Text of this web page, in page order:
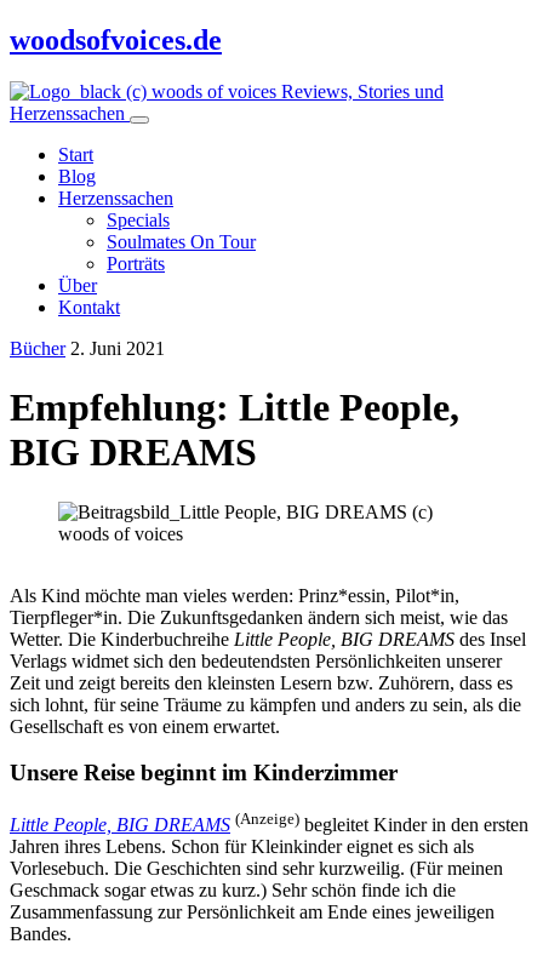
woodsofvoices.de
Reviews, Stories und
Herzenssachen
Start
Blog
Herzenssachen
Specials
Soulmates On Tour
Porträts
Über
Kontakt
Bücher 2. Juni 2021
Empfehlung: Little People,
BIG DREAMS
Als Kind möchte man vieles werden: Prinz*essin, Pilot*in,
Tierpfleger*in. Die Zukunftsgedanken ändern sich meist, wie das
Wetter. Die Kinderbuchreihe Little People, BIG DREAMS des Insel
Verlags widmet sich den bedeutendsten Persönlichkeiten unserer
Zeit und zeigt bereits den kleinsten Lesern bzw. Zuhörern, dass es
sich lohnt, für seine Träume zu kämpfen und anders zu sein, als die
Gesellschaft es von einem erwartet.
Unsere Reise beginnt im Kinderzimmer
Little People, BIG DREAMS (Anzeige) begleitet Kinder in den ersten
Jahren ihres Lebens. Schon für Kleinkinder eignet es sich als
Vorlesebuch. Die Geschichten sind sehr kurzweilig. (Für meinen
Geschmack sogar etwas zu kurz.) Sehr schön finde ich die
Zusammenfassung zur Persönlichkeit am Ende eines jeweiligen
Bandes.